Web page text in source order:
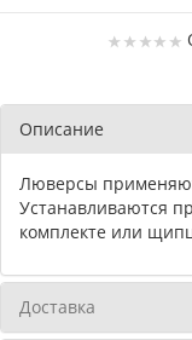
Описание
Люверсы
Устанавливаются
комплекте или
Доставка